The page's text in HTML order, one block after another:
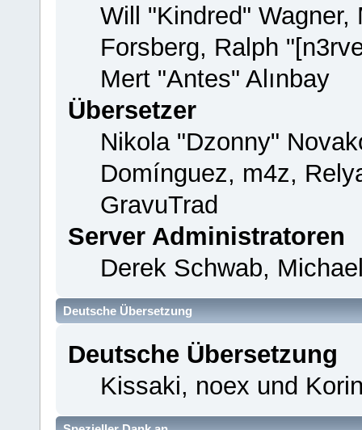
Will "Kindred" Wagner,
Forsberg, Ralph
Mert "Antes" Alınbay
Übersetzer
Nikola "Dzonny"
Domínguez, m4z,
GravuTrad
Server Administratoren
Derek Schwab,
Deutsche Übersetzung
Deutsche Übersetzung
Kissaki, noex und